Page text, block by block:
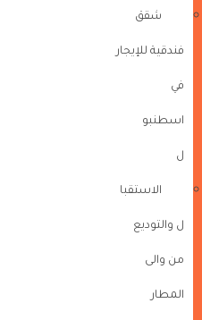
شقق
فندقية للإيجار
في
اسطنبو
ل
الاستقبا
ل والتوديع
من والى
المطار